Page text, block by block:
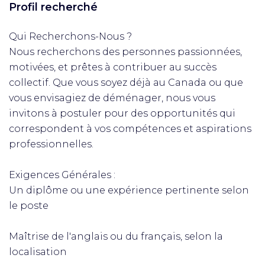
Profil recherché
Qui Recherchons-Nous ?
Nous recherchons des personnes passionnées,
motivées, et prêtes à contribuer au succès
collectif. Que vous soyez déjà au Canada ou que
vous envisagiez de déménager, nous vous
invitons à postuler pour des opportunités qui
correspondent à vos compétences et aspirations
professionnelles.
Exigences Générales :
Un diplôme ou une expérience pertinente selon
le poste
Maîtrise de l'anglais ou du français, selon la
localisation